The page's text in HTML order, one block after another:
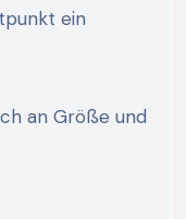
ein
an Größe und